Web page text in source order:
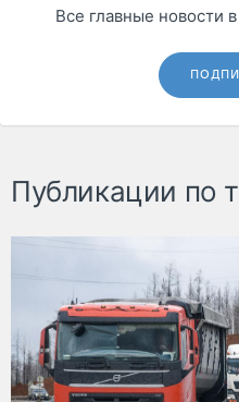
Все главные новости
Публикации по